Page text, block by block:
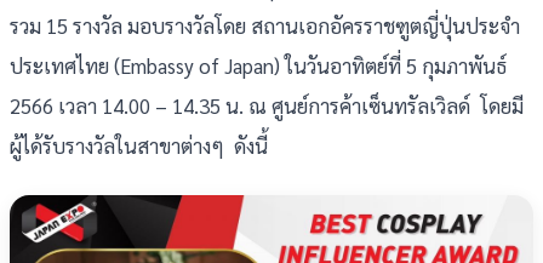
รวม 15 รางวัล มอบรางวัลโดย สถานเอกอัครราชฑูตญี่ปุ่นประจำ
ประเทศไทย (Embassy of Japan) ในวันอาทิตย์ที่ 5 กุมภาพันธ์
2566 เวลา 14.00 – 14.35 น. ณ ศูนย์การค้าเซ็นทรัลเวิลด์ โดยมี
ผู้ได้รับรางวัลในสาขาต่างๆ ดังนี้